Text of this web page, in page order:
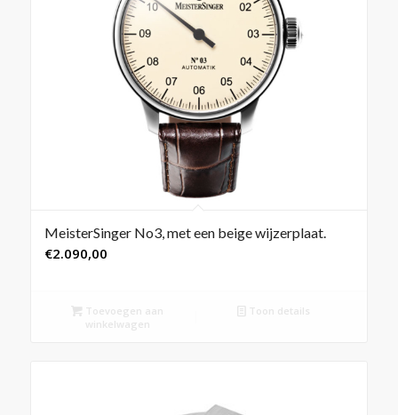
MeisterSinger No3, met een beige wijzerplaat.
€2.090,00
Toevoegen aan
winkelwagen
Toon details